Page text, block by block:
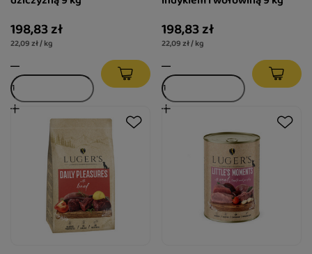
198,83 zł
22,09 zł / kg
198,83 zł
22,09 zł / kg